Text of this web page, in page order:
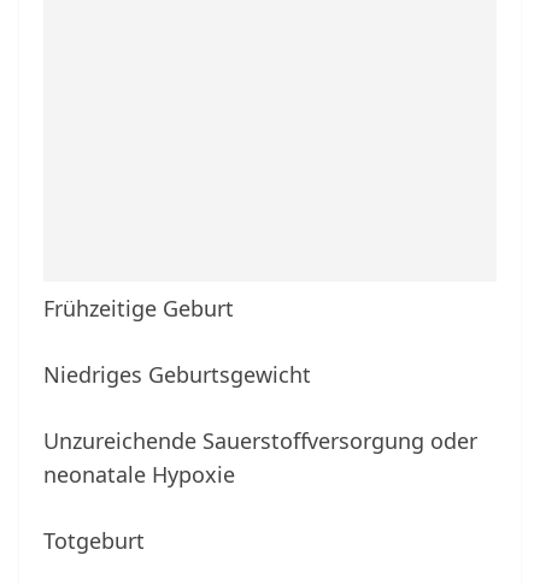
Frühzeitige Geburt
Niedriges Geburtsgewicht
Unzureichende Sauerstoffversorgung oder
neonatale Hypoxie
Totgeburt